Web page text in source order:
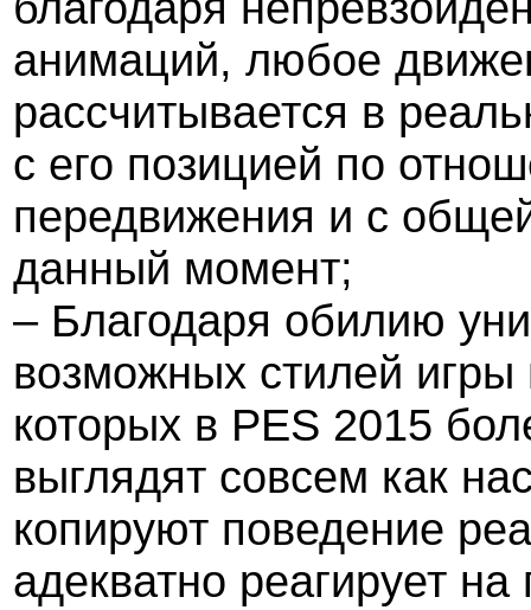
анимаций, любое
рассчитывается в
с его позицией по
передвижения и с
данный момент;
– Благодаря обилию
возможных стилей
которых в PES 2015
выглядят совсем как
копируют поведение
адекватно реагирует